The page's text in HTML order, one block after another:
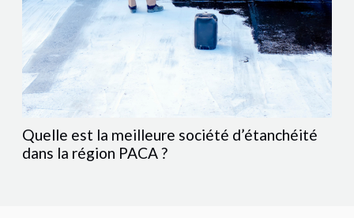
Quelle est la meilleure société d’étanchéité
dans la région PACA ?